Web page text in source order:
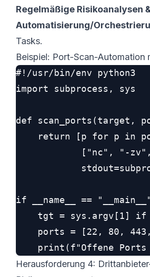
Regelmäßige Risikoanalysen
Automatisierung/
Tasks.
Beispiel: Port-Scan-Automation
#!/usr/bin/env python3
import subprocess, sys
def scan_ports(target,
return [p for p in
["nc", "-
if __name__ ==
tgt = sys.argv[1]
ports = [22, 80,
Herausforderung 4: